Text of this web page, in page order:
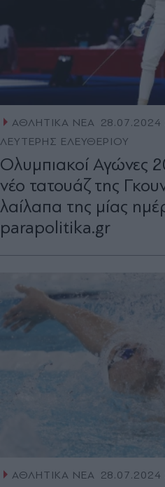
ΑΘΛΗΤΙΚΑ ΝΕΑ
28.07.2024
ΛΕΥΤΕΡΗΣ ΕΛΕΥΘΕΡΙΟΥ
Ολυμπιακοί Αγώνες
νέο τατουάζ της
λαίλαπα της μίας
parapolitika.gr
ΑΘΛΗΤΙΚΑ ΝΕΑ 28.07.2024